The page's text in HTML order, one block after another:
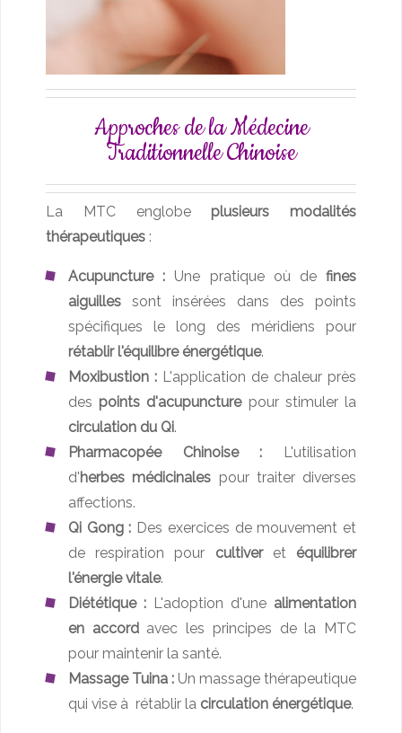
Approches de la Médecine
Traditionnelle Chinoise
La MTC englobe plusieurs modalités
thérapeutiques :
Acupuncture : Une pratique où defines
aiguilles sont insérées dans des points
spécifiques le long des méridiens pour
rétablir l'équilibre énergétique.
Moxibustion : L'application de chaleur près
des points d'acupuncture pour stimuler la
circulation du Qi.
Pharmacopée Chinoise : L'utilisation
d'herbes médicinales pour traiter diverses
affections.
Qi Gong : Des exercices de mouvement et
de respiration pour cultiveret équilibrer
l'énergie vitale.
Diététique : L'adoption d'une alimentation
en accordavec les principes de la MTC
pour maintenir la santé.
Massage Tuina : Un massage thérapeutique
qui vise à rétablir la circulation énergétique.